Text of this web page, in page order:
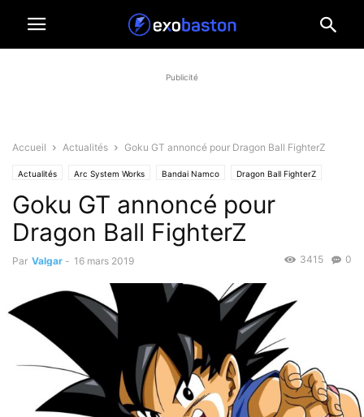
Publicité
Accueil Actualités Goku GT annoncé pour Dragon Ball FighterZ
Actualités Arc System Works Bandai Namco Dragon Ball FighterZ
Goku GT annoncé pour
Dragon Ball FighterZ
Par Valgar - 16 mars 2019 0
3415